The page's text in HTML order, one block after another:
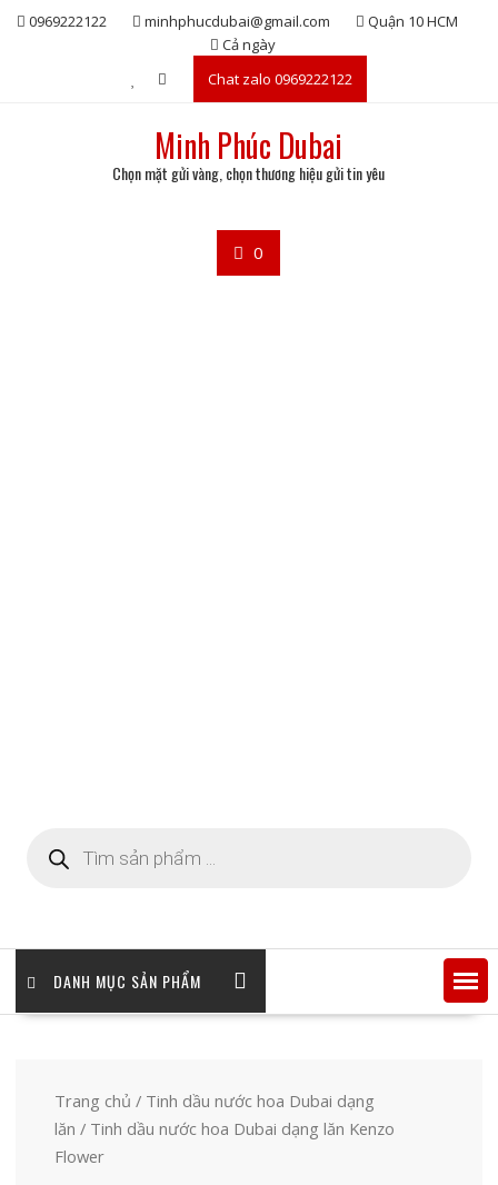
Skip0969222122 minhphucdubai@gmail.com
Quận 10 HCM
Cả ngày
Chat zalo 0969222122
Minh Phúc Dubai
Chọn mặt gửi vàng, chọn thương hiệu gửi tin yêu
0
kiếm
sản
DANH MỤC SẢN PHẨM
Trang chủ / Tinh dầu nước hoa Dubai dạng
lăn / Tinh dầu nước hoa Dubai dạng lăn Kenzo
Flower